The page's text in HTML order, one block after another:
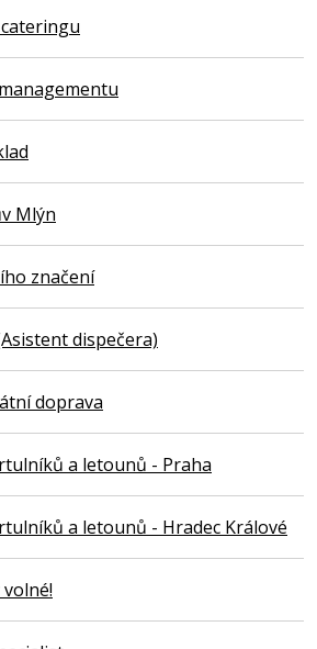
Mlýn
značení
dispečera)
doprava
a letounů - Praha
a letounů - Hradec Králové